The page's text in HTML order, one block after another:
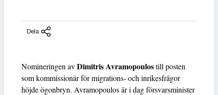
Dela
Nomineringen avDimitris Avramopoulostill posten
som kommissionär för migrations- och inrikesfrågor
höjde ögonbryn. Avramopoulos är i dag försvarsminister